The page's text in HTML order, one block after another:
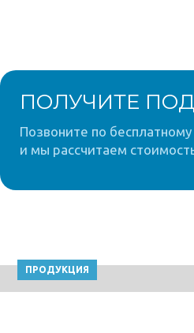
ПОЛУЧИТЕ
Позвоните по
и мы рассчитаем
ПРОДУКЦИЯ